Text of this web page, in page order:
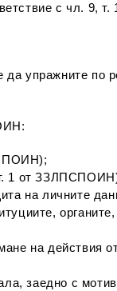
с чл. 9,
да упражните по
т. 1 от
на личните
на действия
заедно с